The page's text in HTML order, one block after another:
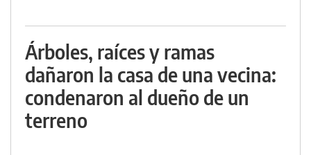
Árboles, raíces y ramas
dañaron la casa de una vecina:
condenaron al dueño de un
terreno